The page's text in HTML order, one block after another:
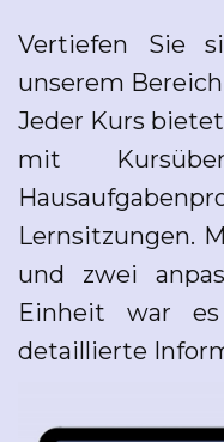
Vertiefen Sie
unserem
Jeder Kurs
mit
Lernsitzungen.
und zwei
Einheit war
detaillierte